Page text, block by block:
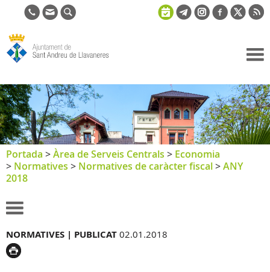
de Sant
Andreu de
Llavaneres
Portada >Àrea de Serveis Centrals > Economia
> Normatives > Normatives de caràcter fiscal>ANY
2018
NORMATIVES | PUBLICAT 02.01.2018